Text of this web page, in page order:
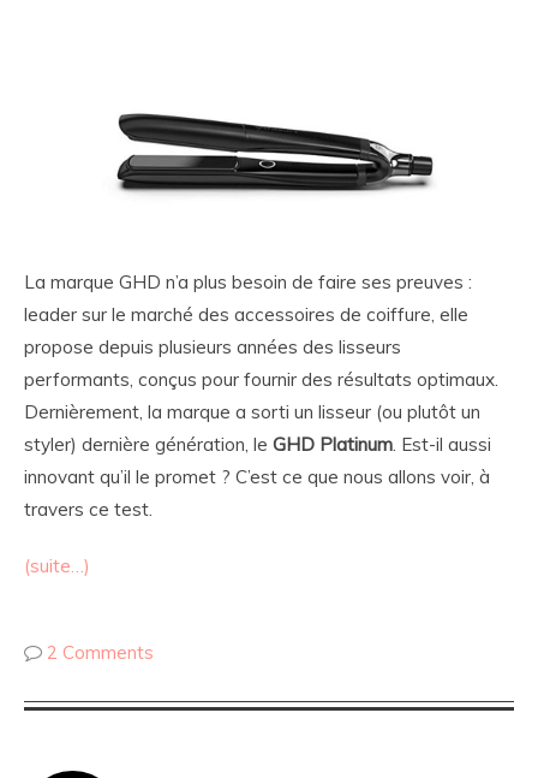
La marque GHD n’a plus besoin de faire ses preuves :
leader sur le marché des accessoires de coiffure, elle
propose depuis plusieurs années des lisseurs
performants, conçus pour fournir des résultats optimaux.
Dernièrement, la marque a sorti un lisseur (ou plutôt un
styler) dernière génération, le GHD Platinum. Est-il aussi
innovant qu’il le promet ? C’est ce que nous allons voir, à
travers ce test.
(suite…)
2 Comments